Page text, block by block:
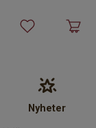
Nyheter